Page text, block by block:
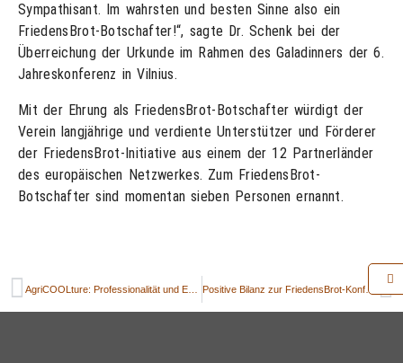
Sympathisant. Im wahrsten und besten Sinne also ein
FriedensBrot-Botschafter!“, sagte Dr. Schenk bei der
Überreichung der Urkunde im Rahmen des Galadinners der 6.
Jahreskonferenz in Vilnius.
Mit der Ehrung als FriedensBrot-Botschafter würdigt der
Verein langjährige und verdiente Unterstützer und Förderer
der FriedensBrot-Initiative aus einem der 12 Partnerländer
des europäischen Netzwerkes. Zum FriedensBrot-
Botschafter sind momentan sieben Personen ernannt.
Positive Bilanz zur FriedensBrot-Konferenz 2019. AgraEurope berichtet aus Vilnius